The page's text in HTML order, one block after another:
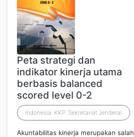
Peta strategi dan
indikator kinerja utama
berbasis balanced
scored level 0-2
Indonesia. KKP. Sekretariat Jenderal
Akuntabilitas kinerja merupakan salah